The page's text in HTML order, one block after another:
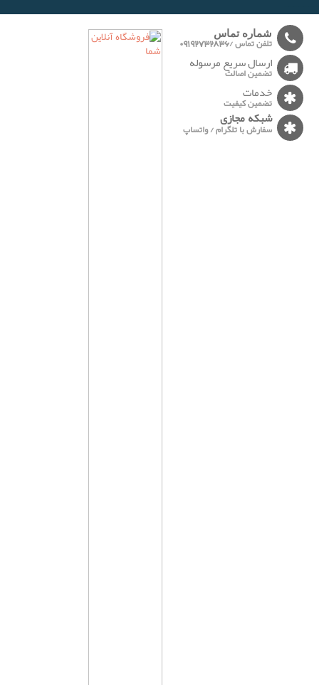
شماره تماس
تلفن تماس /09192732836
ارسال سریع مرسوله
تضمین اصالت
خدمات
تضمین کیفیت
شبکه مجازی
سفارش با تلگرام / واتساپ